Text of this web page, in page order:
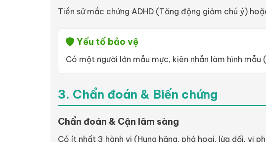
Tiền sử mắc chứng ADHD (Tăng động giảm chú ý)
Yếu tố bảo vệ
Có một người lớn mẫu mực, kiên nhẫn làm hình
3. Chẩn đoán & Biến chứng
Chẩn đoán & Cận lâm sàng
Có ít nhất 3 hành vi (Hung hăng, phá hoại, lừa dối, vi